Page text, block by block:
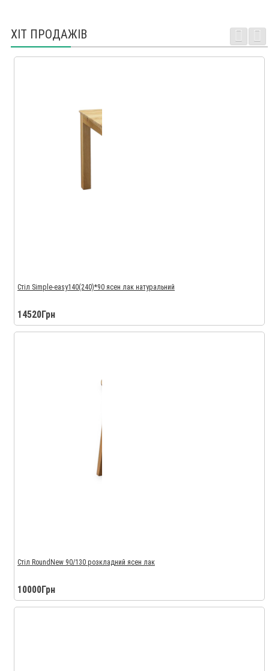
ХІТ ПРОДАЖІВ
Стіл Simple-easy140(240)*90 ясен лак натуральний
14520Грн
Стіл RoundNew 90/130 розкладний ясен лак
10000Грн